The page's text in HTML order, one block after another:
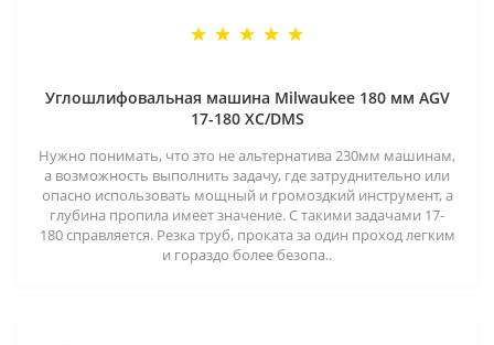
Углошлифовальная машина Milwaukee 180 мм AGV
17-180 XC/DMS
Нужно понимать, что это не альтернатива 230мм машинам,
а возможность выполнить задачу, где затруднительно или
опасно использовать мощный и громоздкий инструмент, а
глубина пропила имеет значение. С такими задачами 17-
180 справляется. Резка труб, проката за один проход легким
и гораздо более безопа..